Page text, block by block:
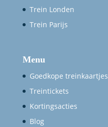
Trein Londen
Trein Parijs
Menu
Goedkope treinkaartjes
Treintickets
Kortingsacties
Blog